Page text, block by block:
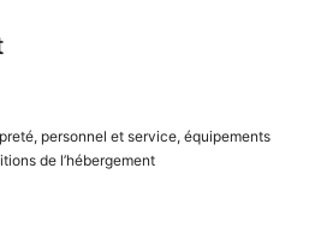
personnel et service, équipements
de l’hébergement